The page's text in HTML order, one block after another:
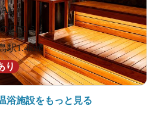
口コミ
駅1.4km
り
浴施設をもっと見る